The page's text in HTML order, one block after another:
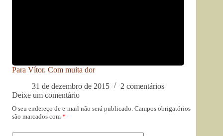
Para Vítor. Com muita dor
31 de dezembro de 2015
2 comentários
Deixe um comentário
O seu endereço de e-mail não será publicado. Campos obrigatórios
são marcados com *